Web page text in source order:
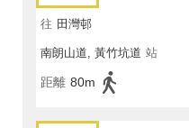
往 田灣邨
南朗山道, 黃竹坑道 站
距離 80m